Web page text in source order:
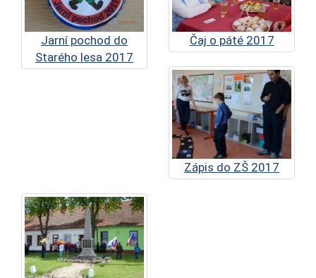
Jarní pochod do
Starého lesa 2017
Čaj o páté 2017
Zápis do ZŠ 2017